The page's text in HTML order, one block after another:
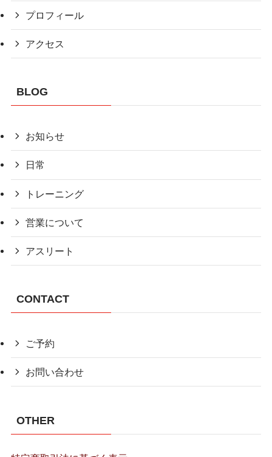
プロフィール
アクセス
BLOG
お知らせ
日常
トレーニング
営業について
アスリート
CONTACT
ご予約
お問い合わせ
OTHER